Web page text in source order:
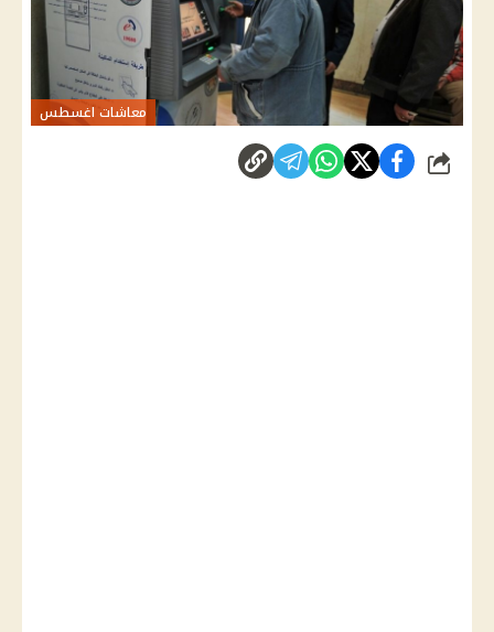
معاشات اغسطس
شارك